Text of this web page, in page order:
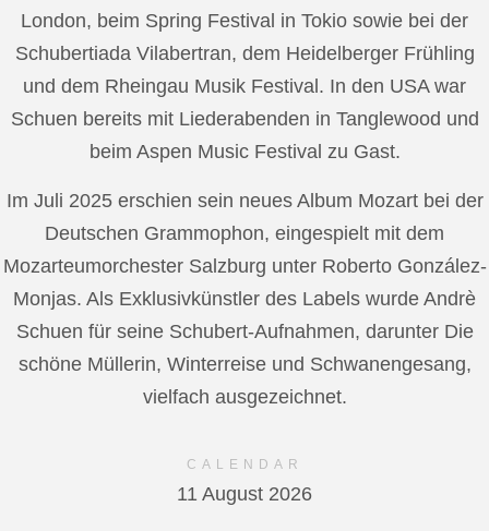
London, beim Spring Festival in Tokio sowie bei der
Schubertiada Vilabertran, dem Heidelberger Frühling
und dem Rheingau Musik Festival. In den USA war
Schuen bereits mit Liederabenden in Tanglewood und
beim Aspen Music Festival zu Gast.
Im Juli 2025 erschien sein neues Album Mozart bei der
Deutschen Grammophon, eingespielt mit dem
Mozarteumorchester Salzburg unter Roberto González-
Monjas. Als Exklusivkünstler des Labels wurde Andrè
Schuen für seine Schubert-Aufnahmen, darunter Die
schöne Müllerin, Winterreise und Schwanengesang,
vielfach ausgezeichnet.
CALENDAR
11 August 2026